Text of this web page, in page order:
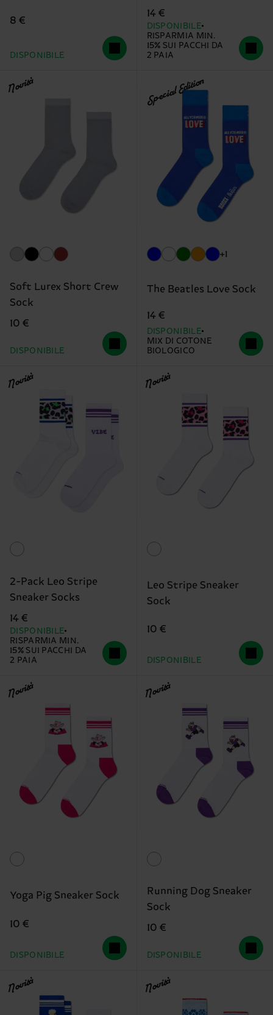
8 €
DISPONIBILE
14 €
DISPONIBILE
RISPARMIA MIN.
15% SUI PACCHI DA
2 PAIA
Novità
Soft Lurex Short Crew
Sock
10 €
DISPONIBILE
Special Edition
+1
The Beatles Love Sock
14 €
DISPONIBILE
MIX DI COTONE
BIOLOGICO
Novità
2-Pack Leo Stripe
Sneaker Socks
14 €
DISPONIBILE
RISPARMIA MIN.
15% SUI PACCHI DA
2 PAIA
Novità
Leo Stripe Sneaker
Sock
10 €
DISPONIBILE
Novità
Yoga Pig Sneaker Sock
10 €
DISPONIBILE
Novità
Running Dog Sneaker
Sock
10 €
DISPONIBILE
Novità Novità